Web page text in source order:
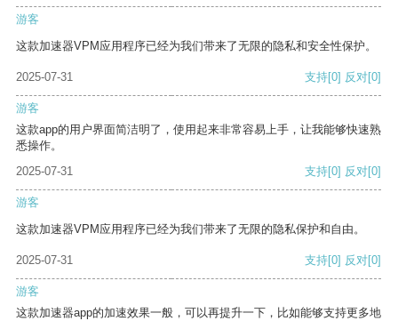
游客
这款加速器VPM应用程序已经为我们带来了无限的隐私和安全性保护。
2025-07-31 支持[0] 反对[0]
游客
这款app的用户界面简洁明了，使用起来非常容易上手，让我能够快速熟
悉操作。
2025-07-31
支持[0] 反对[0]
游客
这款加速器VPM应用程序已经为我们带来了无限的隐私保护和自由。
2025-07-31 支持[0] 反对[0]
游客
这款加速器app的加速效果一般，可以再提升一下，比如能够支持更多地